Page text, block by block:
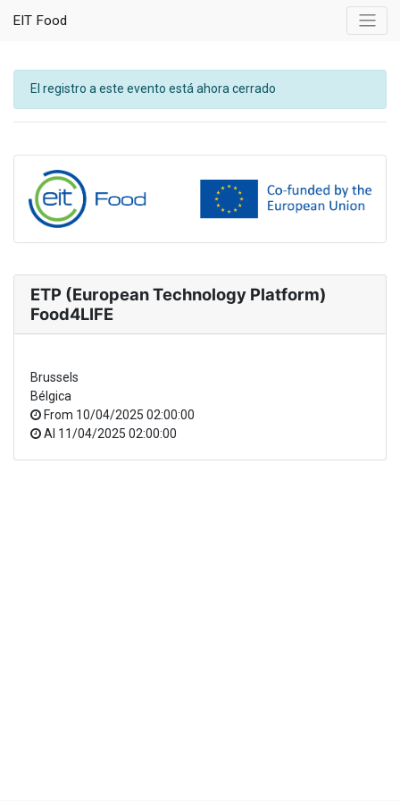
EIT Food
El registro a este evento está ahora cerrado
ETP (European Technology Platform)
Food4LIFE
Brussels
Bélgica
From 10/04/2025 02:00:00
Al 11/04/2025 02:00:00